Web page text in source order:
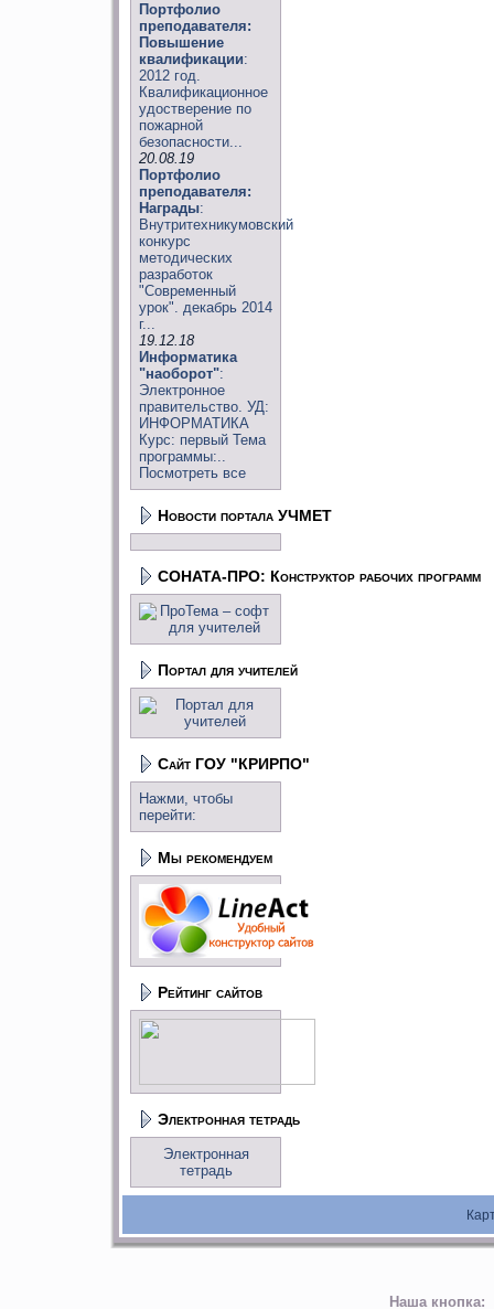
Портфолио
преподавателя:
Повышение
квалификации:
2012 год.
Квалификационное
удостверение по
пожарной
безопасности...
20.08.19
Портфолио
преподавателя:
Награды:
Внутритехникумовский
конкурс
методических
разработок
"Современный
урок". декабрь 2014
г...
19.12.18
Информатика
"наоборот":
Электронное
правительство. УД:
ИНФОРМАТИКА
Курс: первый Тема
программы:..
Посмотреть все
Новости портала УЧМЕТ
СОНАТА-ПРО: Конструктор рабочих программ
Портал для учителей
Сайт ГОУ "КРИРПО"
Нажми, чтобы
перейти:
Мы рекомендуем
Рейтинг сайтов
Электронная тетрадь
Электронная
тетрадь
Наша кнопка: